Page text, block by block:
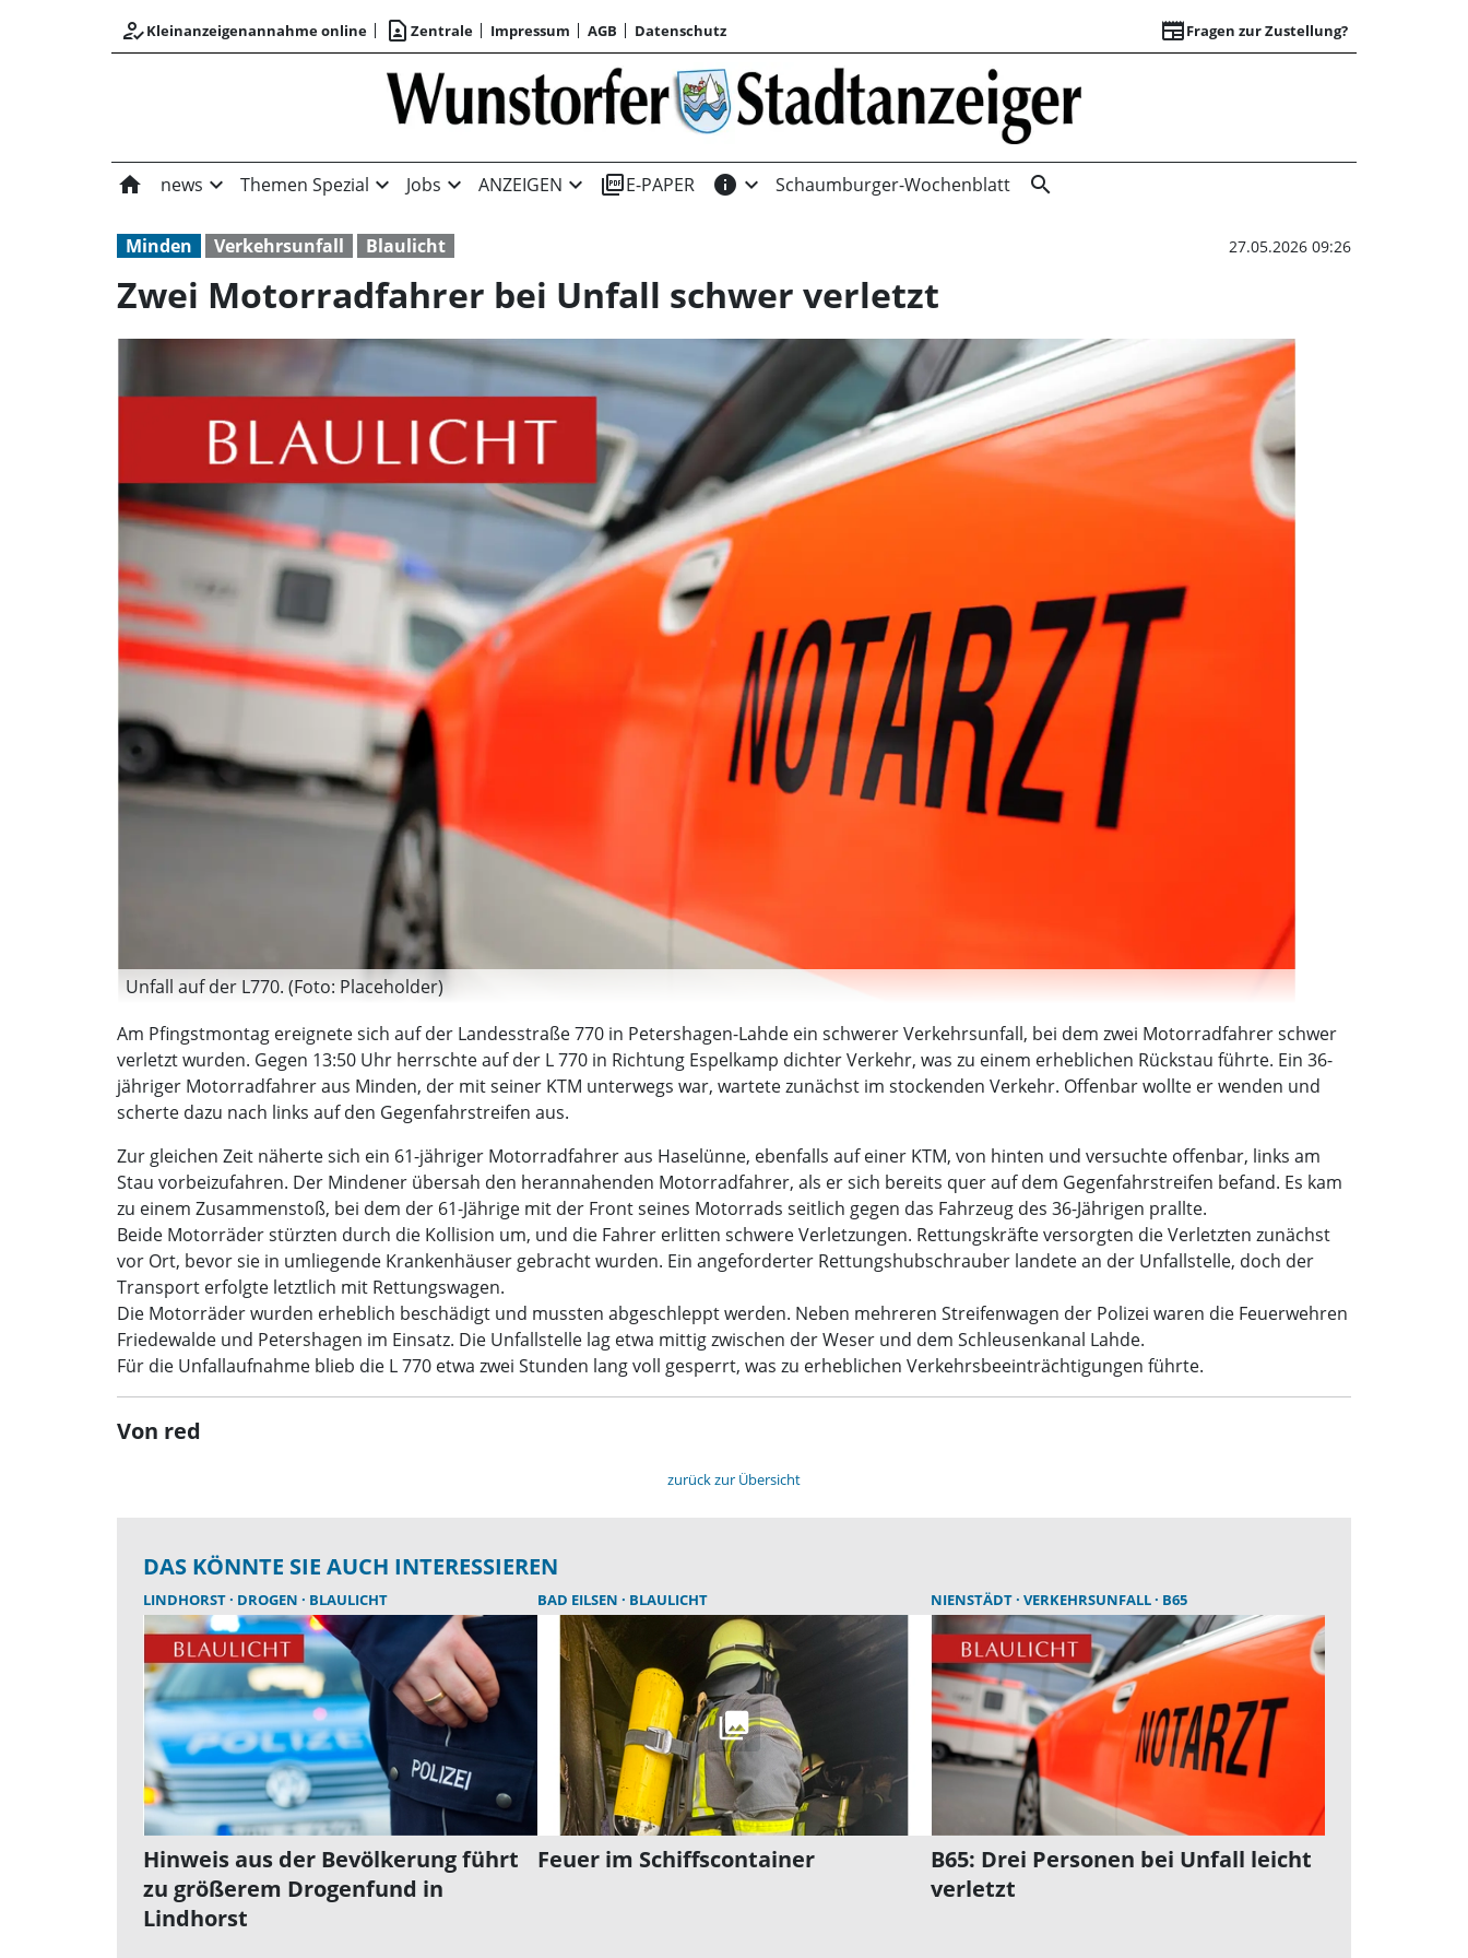
how_to_regKleinanzeigenannahme online contact_page Zentrale Impressum AGB Datenschutz newspaperFragen zur Zustellung?
Zwei
home news expand_more Themen Spezial expand_more Jobs expand_more ANZEIGEN expand_more picture_as_pdfE-PAPER info expand_more Schaumburger-Wochenblatt search
Minden Verkehrsunfall Blaulicht 27.05.2026 09:26
Zwei Motorradfahrer bei Unfall schwer verletzt
Unfall auf der L770. (Foto: Placeholder)
Am Pfingstmontag ereignete sich auf der Landesstraße 770 in Petershagen-Lahde ein schwerer Verkehrsunfall, bei dem zwei Motorradfahrer schwer
verletzt wurden. Gegen 13:50 Uhr herrschte auf der L 770 in Richtung Espelkamp dichter Verkehr, was zu einem erheblichen Rückstau führte. Ein 36-
jähriger Motorradfahrer aus Minden, der mit seiner KTM unterwegs war, wartete zunächst im stockenden Verkehr. Offenbar wollte er wenden und
scherte dazu nach links auf den Gegenfahrstreifen aus.
Zur gleichen Zeit näherte sich ein 61-jähriger Motorradfahrer aus Haselünne, ebenfalls auf einer KTM, von hinten und versuchte offenbar, links am
Stau vorbeizufahren. Der Mindener übersah den herannahenden Motorradfahrer, als er sich bereits quer auf dem Gegenfahrstreifen befand. Es kam
zu einem Zusammenstoß, bei dem der 61-Jährige mit der Front seines Motorrads seitlich gegen das Fahrzeug des 36-Jährigen prallte.
Beide Motorräder stürzten durch die Kollision um, und die Fahrer erlitten schwere Verletzungen. Rettungskräfte versorgten die Verletzten zunächst
vor Ort, bevor sie in umliegende Krankenhäuser gebracht wurden. Ein angeforderter Rettungshubschrauber landete an der Unfallstelle, doch der
Transport erfolgte letztlich mit Rettungswagen.
Die Motorräder wurden erheblich beschädigt und mussten abgeschleppt werden. Neben mehreren Streifenwagen der Polizei waren die Feuerwehren
Friedewalde und Petershagen im Einsatz. Die Unfallstelle lag etwa mittig zwischen der Weser und dem Schleusenkanal Lahde.
Für die Unfallaufnahme blieb die L 770 etwa zwei Stunden lang voll gesperrt, was zu erheblichen Verkehrsbeeinträchtigungen führte.
Von red
zurück zur Übersicht
DAS KÖNNTE SIE AUCH INTERESSIEREN
LINDHORST DROGEN BLAULICHT
Hinweis aus der Bevölkerung führt
zu größerem Drogenfund in
Lindhorst
BAD EILSEN BLAULICHT
Feuer im Schiffscontainer
NIENSTÄDT VERKEHRSUNFALL B65
B65: Drei Personen bei Unfall leicht
verletzt